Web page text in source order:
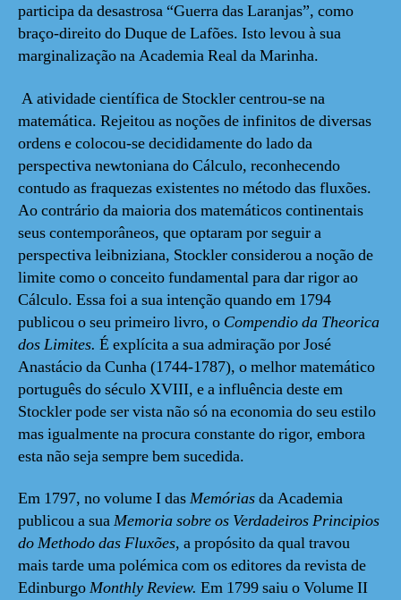
participa da desastrosa “Guerra das Laranjas”, como
braço-direito do Duque de Lafões. Isto levou à sua
marginalização na Academia Real da Marinha.
A atividade científica de Stockler centrou-se na
matemática. Rejeitou as noções de infinitos de diversas
ordens e colocou-se decididamente do lado da
perspectiva newtoniana do Cálculo, reconhecendo
contudo as fraquezas existentes no método das fluxões.
Ao contrário da maioria dos matemáticos continentais
seus contemporâneos, que optaram por seguir a
perspectiva leibniziana, Stockler considerou a noção de
limite como o conceito fundamental para dar rigor ao
Cálculo. Essa foi a sua intenção quando em 1794
publicou o seu primeiro livro, o Compendio da Theorica
dos Limites. É explícita a sua admiração por José
Anastácio da Cunha (1744-1787), o melhor matemático
português do século XVIII, e a influência deste em
Stockler pode ser vista não só na economia do seu estilo
mas igualmente na procura constante do rigor, embora
esta não seja sempre bem sucedida.
Em 1797, no volume I dasMemóriasda Academia
publicou a suaMemoria sobre os Verdadeiros Principios
do Methodo das Fluxões, a propósito da qual travou
mais tarde uma polémica com os editores da revista de
EdinburgoMonthly Review. Em 1799 saiu o Volume II